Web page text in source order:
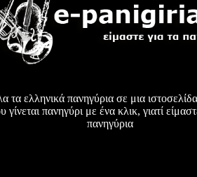
τα ελληνικά πανηγύρια σε μια
γίνεται πανηγύρι με ένα κλικ, γιατί
πανηγύρια